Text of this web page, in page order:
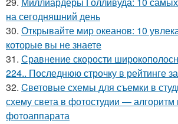
на сегодняшний день
30. Открывайте мир океанов: 10
которые вы не знаете
31. Сравнение скорости
224.. Последнюю строчку в рейтинге
32. Cветовые схемы для съемки в
схему света в фотостудии — алгоритм
фотоаппарата